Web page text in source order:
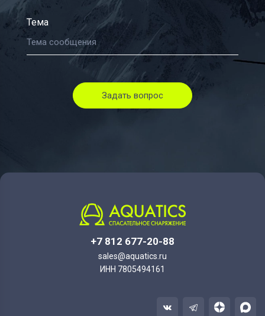
Тема
Задать вопрос
+7 812 677-20-88
sales@aquatics.ru
ИНН 7805494161